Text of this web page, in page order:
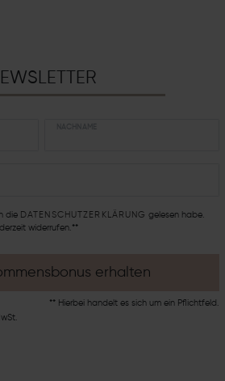
die DATEN­SCHUTZ­ERKLÄRUNG gelesen habe.
widerrufen.**
erhalten
** Hierbei handelt es sich um ein Pflichtfeld.